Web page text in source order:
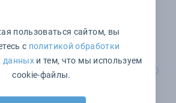
пользоваться сайтом, вы
с политикой обработки
данныхи тем, что мы используем
cookie-файлы.